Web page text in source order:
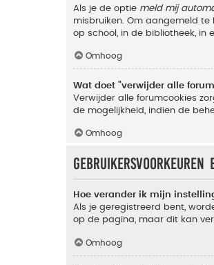
Als je de optie meld mij
misbruiken. Om aangemeld
op school, in de bibliotheek, in
Omhoog
Wat doet "verwijder alle
Verwijder alle forumcookies
de mogelijkheid, indien de
Omhoog
Gebruikersvoorkeuren
Hoe verander ik mijn
Als je geregistreerd bent,
op de pagina, maar dit kan
Omhoog